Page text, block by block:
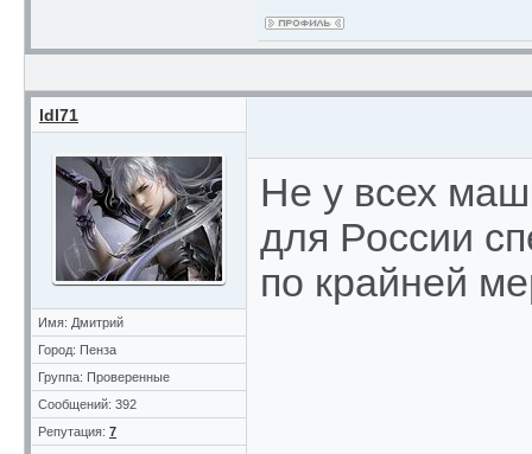
ldl71
Имя: Дмитрий
Город: Пенза
Группа: Проверенные
Сообщений: 392
Репутация: 7
Не у всех
для России
по крайней